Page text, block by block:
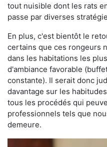
tout nuisible dont les rats
passe par diverses
En plus, c'est bientôt le
certains que ces rongeurs
dans les habitations les
d'ambiance favorable
constante). Il serait donc
davantage sur les
tous les procédés qui
professionnels tels que
demeure.